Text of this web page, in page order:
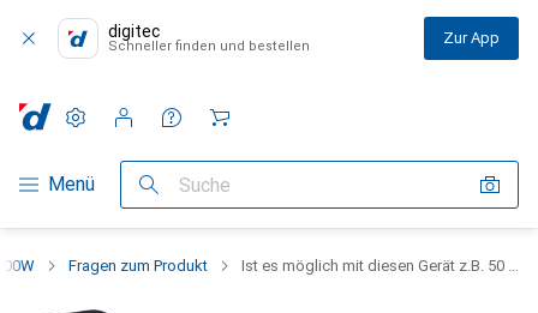
digitec
Schneller finden und bestellen Zur App
Navigation nach Kategorien
Menü Suche
Einstellungen
Kundenkonto
Vergleichslisten
Merklisten
Warenkorb
Fragen zum Produkt Ist es möglich mit diesen Gerät z.B. 50 ...